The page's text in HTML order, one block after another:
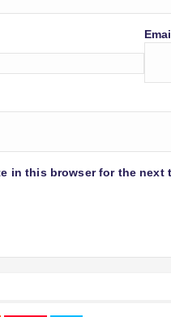
in this browser for the next